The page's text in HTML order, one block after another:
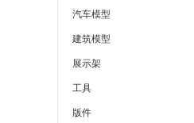
汽车模型
建筑模型
展示架
工具
版件